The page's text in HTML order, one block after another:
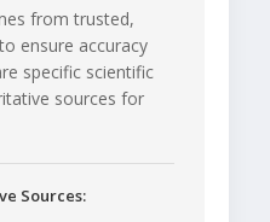
from trusted,
ensure accuracy
specific scientific
sources for
Sources: